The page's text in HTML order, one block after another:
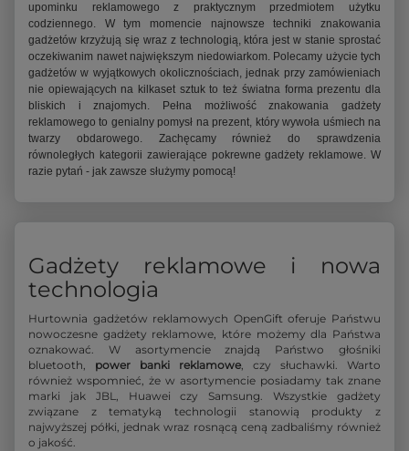
upominku reklamowego z praktycznym przedmiotem użytku
codziennego. W tym momencie najnowsze techniki znakowania
gadżetów krzyżują się wraz z technologią, która jest w stanie sprostać
oczekiwanim nawet największym niedowiarkom. Polecamy użycie tych
gadżetów w wyjątkowych okolicznościach, jednak przy zamówieniach
nie opiewających na kilkaset sztuk to też światna forma prezentu dla
bliskich i znajomych. Pełna możliwość znakowania gadżety
reklamowego to genialny pomysł na prezent, który wywoła uśmiech na
twarzy obdarowego. Zachęcamy również do sprawdzenia
równoległych kategorii zawierające pokrewne gadżety reklamowe. W
razie pytań - jak zawsze służymy pomocą!
Gadżety reklamowe i nowa
technologia
Hurtownia gadżetów reklamowych OpenGift oferuje Państwu
nowoczesne gadżety reklamowe, które możemy dla Państwa
oznakować. W asortymencie znajdą Państwo głośniki
bluetooth, power banki reklamowe, czy słuchawki. Warto
również wspomnieć, że w asortymencie posiadamy tak znane
marki jak JBL, Huawei czy Samsung. Wszystkie gadżety
związane z tematyką technologii stanowią produkty z
najwyższej półki, jednak wraz rosnącą ceną zadbaliśmy również
o jakość.